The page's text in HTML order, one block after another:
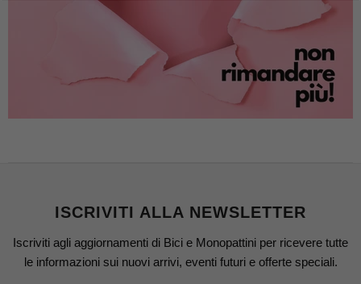
ISCRIVITI ALLA NEWSLETTER
Iscriviti agli aggiornamenti di Bici e Monopattini per ricevere tutte
le informazioni sui nuovi arrivi, eventi futuri e offerte speciali.